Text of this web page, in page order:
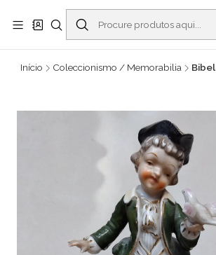
Buscantiguidades - Leilões. Colecionismo e
Castelo -
Ler mais
Início Coleccionismo / Memorabilia